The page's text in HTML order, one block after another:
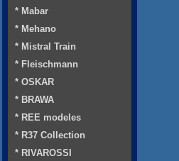
* Mabar
* Mehano
* Mistral Train
* Fleischmann
* OSKAR
* BRAWA
* REE modeles
* R37 Collection
* RIVAROSSI